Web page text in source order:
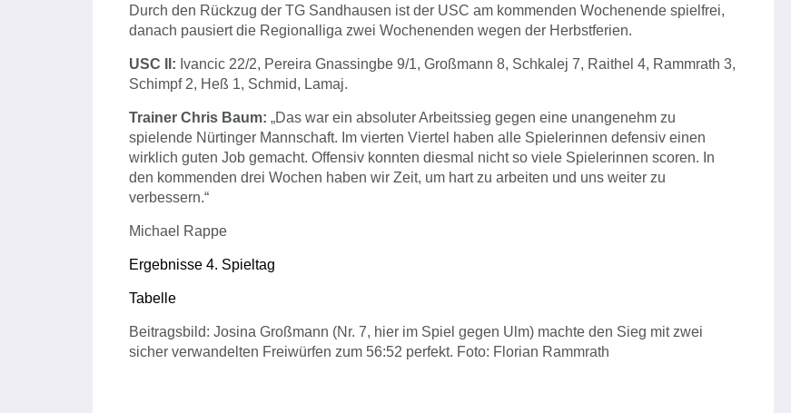
Durch den Rückzug der TG Sandhausen ist der USC am kommenden Wochenende spielfrei,
danach pausiert die Regionalliga zwei Wochenenden wegen der Herbstferien.
USC II: Ivancic 22/2, Pereira Gnassingbe 9/1, Großmann 8, Schkalej 7, Raithel 4, Rammrath 3,
Schimpf 2, Heß 1, Schmid, Lamaj.
Trainer Chris Baum: „Das war ein absoluter Arbeitssieg gegen eine unangenehm zu
spielende Nürtinger Mannschaft. Im vierten Viertel haben alle Spielerinnen defensiv einen
wirklich guten Job gemacht. Offensiv konnten diesmal nicht so viele Spielerinnen scoren. In
den kommenden drei Wochen haben wir Zeit, um hart zu arbeiten und uns weiter zu
verbessern.“
Michael Rappe
Ergebnisse 4. Spieltag
Tabelle
Beitragsbild: Josina Großmann (Nr. 7, hier im Spiel gegen Ulm) machte den Sieg mit zwei
sicher verwandelten Freiwürfen zum 56:52 perfekt. Foto: Florian Rammrath